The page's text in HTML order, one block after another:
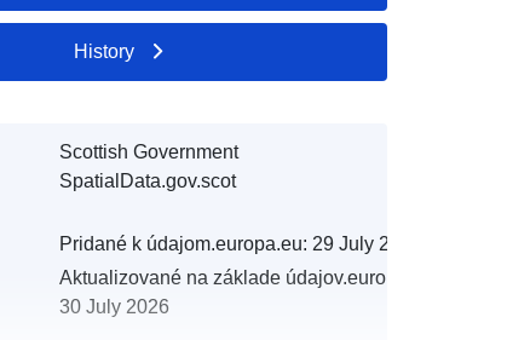
History
Scottish Government
SpatialData.gov.scot
Pridané k údajom.europa.eu: 29 July 2026
Aktualizované na základe údajov.europa.eu:
30 July 2026